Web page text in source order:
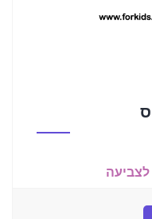
לצביעה